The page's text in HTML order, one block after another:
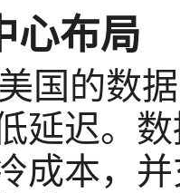
心布局
国的数
延迟。
成本，